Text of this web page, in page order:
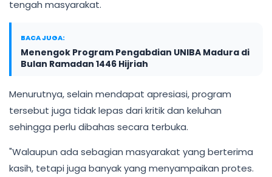
tengah masyarakat.
BACA JUGA:
Menengok Program Pengabdian UNIBA Madura di
Bulan Ramadan 1446 Hijriah
Menurutnya, selain mendapat apresiasi, program
tersebut juga tidak lepas dari kritik dan keluhan
sehingga perlu dibahas secara terbuka.
"Walaupun ada sebagian masyarakat yang berterima
kasih, tetapi juga banyak yang menyampaikan protes.